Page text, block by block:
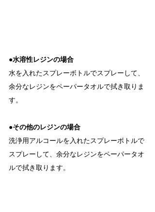
●水溶性レジンの場合
水を入れたスプレーボトルでスプレーして、
余分なレジンをペーパータオルで拭き取りま
す。
●その他のレジンの場合
洗浄用アルコールを入れたスプレーボトルで
スプレーして、余分なレジンをペーパータオ
ルで拭き取ります。